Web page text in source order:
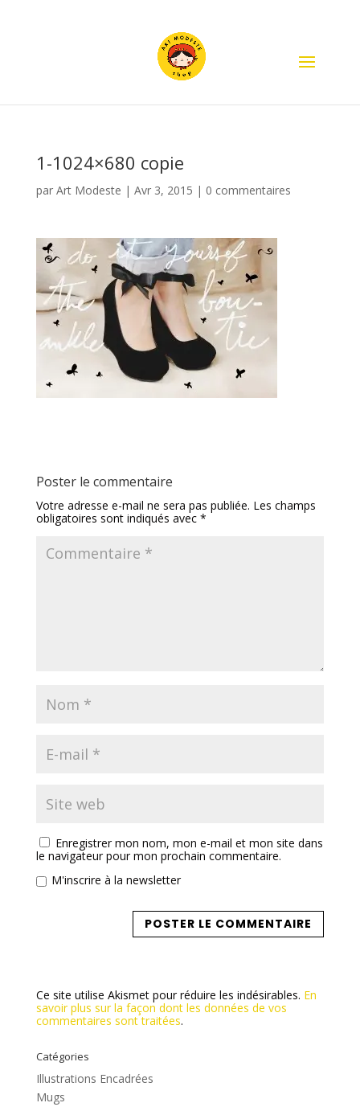
1-1024×680 copie
par Art Modeste | Avr 3, 2015 | 0 commentaires
Poster le commentaire
Votre adresse e-mail ne sera pas publiée. Les champs
obligatoires sont indiqués avec *
Enregistrer mon nom, mon e-mail et mon site dans
le navigateur pour mon prochain commentaire.
M'inscrire à la newsletter
Ce site utilise Akismet pour réduire les indésirables. En
savoir plus sur la façon dont les données de vos
commentaires sont traitées.
Catégories
Illustrations Encadrées
Mugs